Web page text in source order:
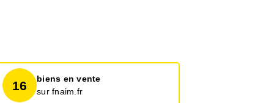
16
biens en vente
sur fnaim.fr